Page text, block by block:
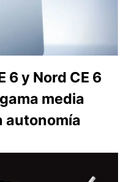
6 y Nord CE 6
media
autonomía